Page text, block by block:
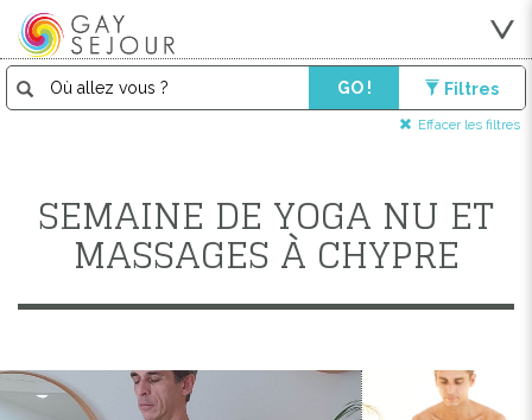
GO ! Filtres
Effacer les filtres
SEMAINE DE YOGA NU ET
MASSAGES À CHYPRE